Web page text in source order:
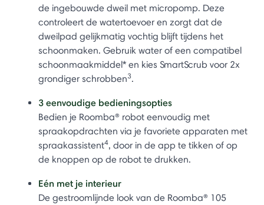
de ingebouwde dweil met micropomp. Deze
controleert de watertoevoer en zorgt dat de
dweilpad gelijkmatig vochtig blijft tijdens het
schoonmaken. Gebruik water of een compatibel
schoonmaakmiddel* en kies SmartScrub voor 2x
grondiger schrobben3.
3 eenvoudige bedieningsopties
Bedien je Roomba® robot eenvoudig met
spraakopdrachten via je favoriete apparaten met
spraakassistent4, door in de app te tikken of op
de knoppen op de robot te drukken.
Eén met je interieur
De gestroomlijnde look van de Roomba® 105